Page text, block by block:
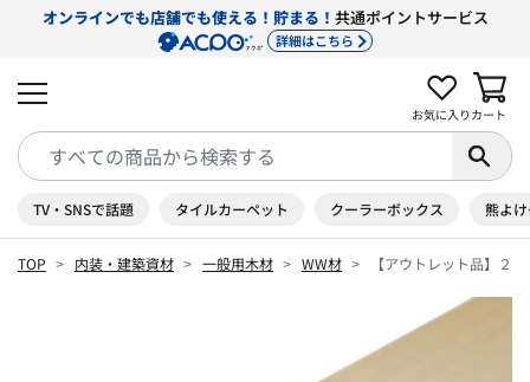
オンラインでも店舗でも使える！貯まる！ 共通ポイントサービス
詳細はこちら
お気に入り カート
TV・SNSで話題 タイルカーペット クーラーボックス 熊よ
TOP 内装・建築資材 一般用木材 WW材 【アウトレット品】